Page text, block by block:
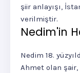
şiir anlayışı,
verilmiştir.
Nedim'in
Nedim 18.
Ahmet olan